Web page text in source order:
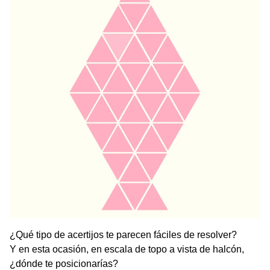
¿Qué tipo de acertijos te parecen fáciles de resolver?
Y en esta ocasión, en escala de topo a vista de halcón,
¿dónde te posicionarías?